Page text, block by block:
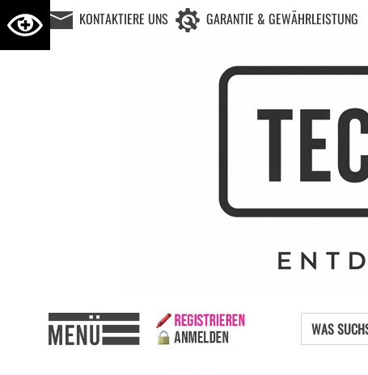
KONTAKTIERE UNS GARANTIE & GEWÄHRLEISTUNG